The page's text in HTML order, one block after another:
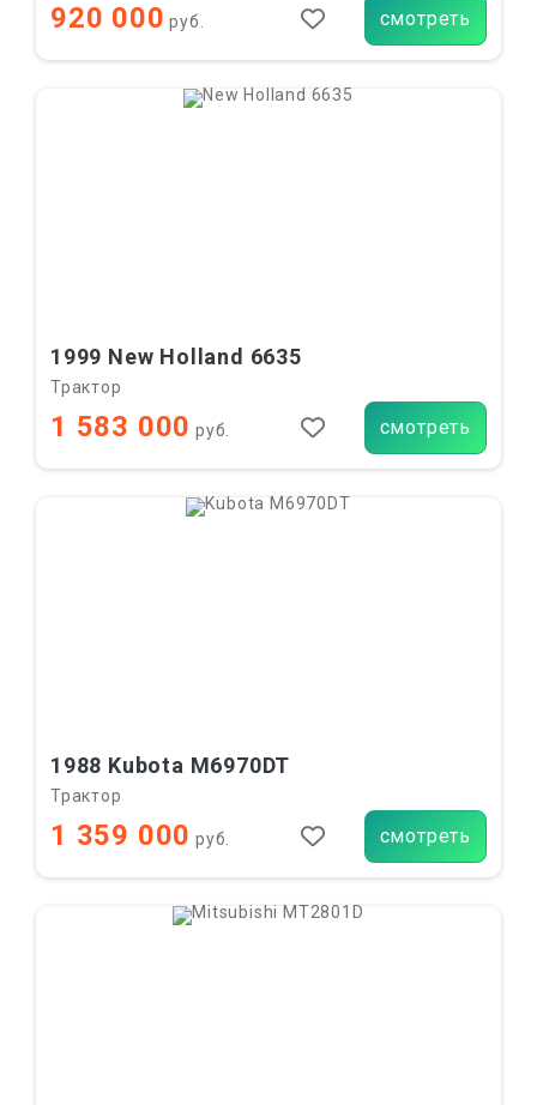
920 000 руб. смотреть
1999 New Holland 6635
Трактор
1 583 000 руб. смотреть
1988 Kubota M6970DT
Трактор
1 359 000 руб. смотреть